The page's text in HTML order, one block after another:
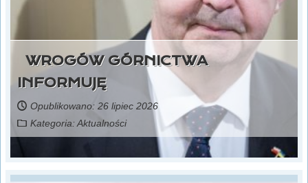
WROGÓW GÓRNICTWA
INFORMUJĘ
Opublikowano: 26 lipiec 2026
Kategoria:Aktualności